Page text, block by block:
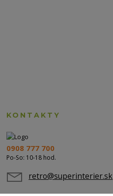
KONTAKTY
0908 777 700
Po-So: 10-18 hod.
retro@superinterier.sk